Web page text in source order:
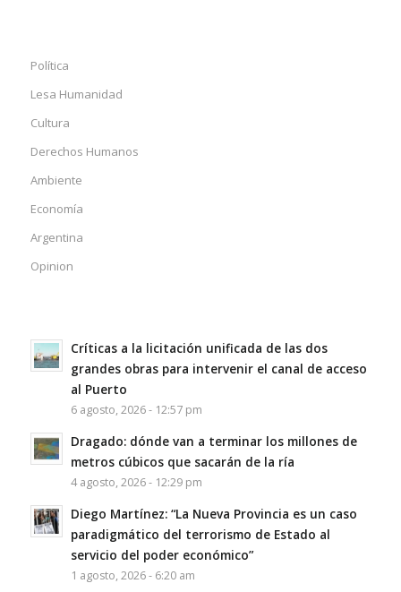
Política
Lesa Humanidad
Cultura
Derechos Humanos
Ambiente
Economía
Argentina
Opinion
Críticas a la licitación unificada de las dos
grandes obras para intervenir el canal de acceso
al Puerto
6 agosto, 2026 - 12:57 pm
Dragado: dónde van a terminar los millones de
metros cúbicos que sacarán de la ría
4 agosto, 2026 - 12:29 pm
Diego Martínez: “La Nueva Provincia es un caso
paradigmático del terrorismo de Estado al
servicio del poder económico”
1 agosto, 2026 - 6:20 am